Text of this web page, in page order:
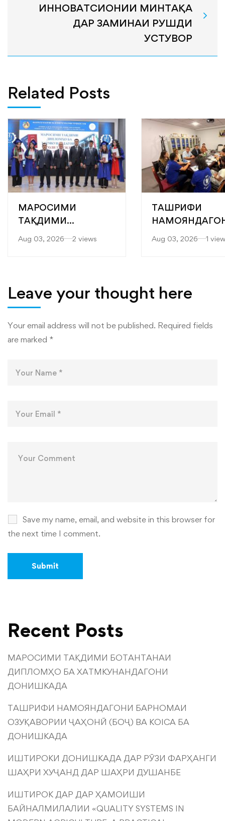
ИННОВАТСИОНИИ МИНТАҚА
ДАР ЗАМИНАИ РУШДИ
УСТУВОР
Related Posts
МАРОСИМИ
ТАҚДИМИ
ДИПЛОМҲО БА
Aug 03, 2026 2 views
ТАШРИФИ
ОЗУҚАВОРИИ
ДОНИШКАДА
Aug 03, 2026 1
Leave your thought here
Your email address will not be published. Required fields
are marked *
Save my name, email, and website in this browser for
the next time I comment.
Recent Posts
МАРОСИМИ ТАҚДИМИ БОТАНТАНАИ
ДИПЛОМҲО БА ХАТМКУНАНДАГОНИ
ДОНИШКАДА
ТАШРИФИ НАМОЯНДАГОНИ БАРНОМАИ
ОЗУҚАВОРИИ ҶАҲОНӢ (БОҶ) ВА KOICA БА
ДОНИШКАДА
ИШТИРОКИ ДОНИШКАДА ДАР РӮЗИ ФАРҲАНГИ
ШАҲРИ ХУҶАНД ДАР ШАҲРИ ДУШАНБЕ
ИШТИРОК ДАР ДАР ҲАМОИШИ
БАЙНАЛМИЛАЛИИ «QUALITY SYSTEMS IN